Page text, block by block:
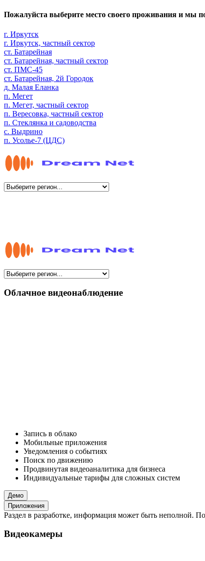
Пожалуйста выберите место своего проживания и мы
г. Иркутск
г. Иркутск, частный сектор
ст. Батарейная
ст. Батарейная, частный сектор
ст. ПМС-45
ст. Батарейная, 2й Городок
д. Малая Еланка
п. Мегет
п. Мегет, частный сектор
п. Вересовка, частный сектор
п. Стеклянка и садоводства
с. Выдрино
п. Усолье-7 (ЦДС)
Облачное видеонаблюдение
Запись в облако
Мобильные приложения
Уведомления о событиях
Поиск по движению
Продвинутая видеоаналитика для бизнеса
Индивидуальные тарифы для сложных систем
Демо
Приложения
Раздел в разработке, информация может быть неполной.
Видеокамеры